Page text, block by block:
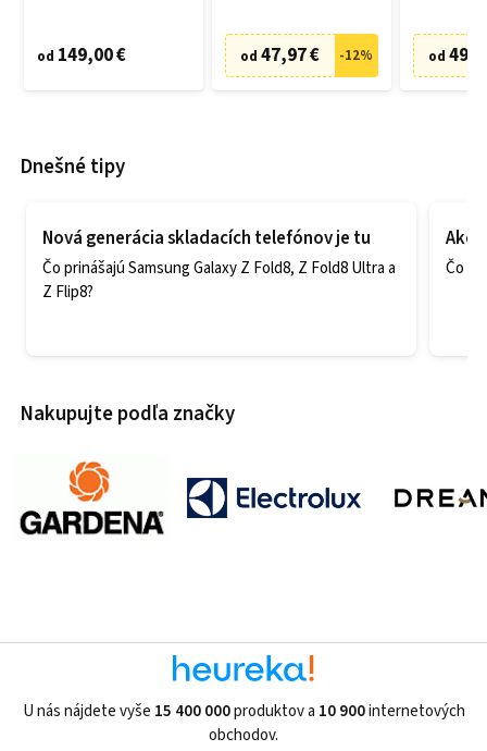
od 149,00 € od 47,97 € -12% od
Dnešné tipy
Nová generácia skladacích telefónov je tu
Čo prinášajú Samsung Galaxy Z Fold8, Z Fold8 Ultra a
Z Flip8?
Ako
Čo
Nakupujte podľa značky
U nás nájdete vyše 15 400 000produktov a 10 900internetových
obchodov.